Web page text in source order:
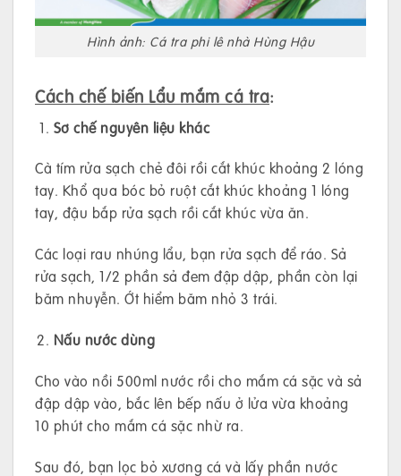
Hình ảnh: Cá tra phi lê nhà Hùng Hậu
Cách chế biến Lẩu mắm cá tra:
Sơ chế nguyên liệu khác
Cà tím rửa sạch chẻ đôi rồi cắt khúc khoảng 2 lóng
tay. Khổ qua bóc bỏ ruột cắt khúc khoảng 1 lóng
tay, đậu bắp rửa sạch rồi cắt khúc vừa ăn.
Các loại rau nhúng lẩu, bạn rửa sạch để ráo. Sả
rửa sạch, 1/2 phần sả đem đập dập, phần còn lại
băm nhuyễn. Ớt hiểm băm nhỏ 3 trái.
Nấu nước dùng
Cho vào nồi 500ml nước rồi cho mắm cá sặc và sả
đập dập vào, bắc lên bếp nấu ở lửa vừa khoảng
10 phút cho mắm cá sặc nhừ ra.
Sau đó, bạn lọc bỏ xương cá và lấy phần nước